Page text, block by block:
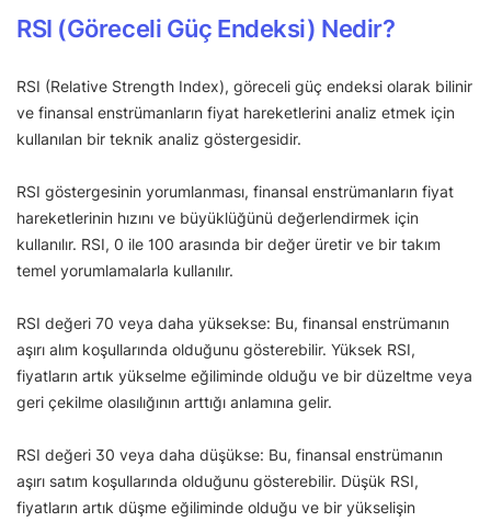
RSI (Göreceli Güç Endeksi) Nedir?
RSI (Relative Strength Index), göreceli güç endeksi olarak bilinir
ve finansal enstrümanların fiyat hareketlerini analiz etmek için
kullanılan bir teknik analiz göstergesidir.
RSI göstergesinin yorumlanması, finansal enstrümanların fiyat
hareketlerinin hızını ve büyüklüğünü değerlendirmek için
kullanılır. RSI, 0 ile 100 arasında bir değer üretir ve bir takım
temel yorumlamalarla kullanılır.
RSI değeri 70 veya daha yüksekse: Bu, finansal enstrümanın
aşırı alım koşullarında olduğunu gösterebilir. Yüksek RSI,
fiyatların artık yükselme eğiliminde olduğu ve bir düzeltme veya
geri çekilme olasılığının arttığı anlamına gelir.
RSI değeri 30 veya daha düşükse: Bu, finansal enstrümanın
aşırı satım koşullarında olduğunu gösterebilir. Düşük RSI,
fiyatların artık düşme eğiliminde olduğu ve bir yükselişin